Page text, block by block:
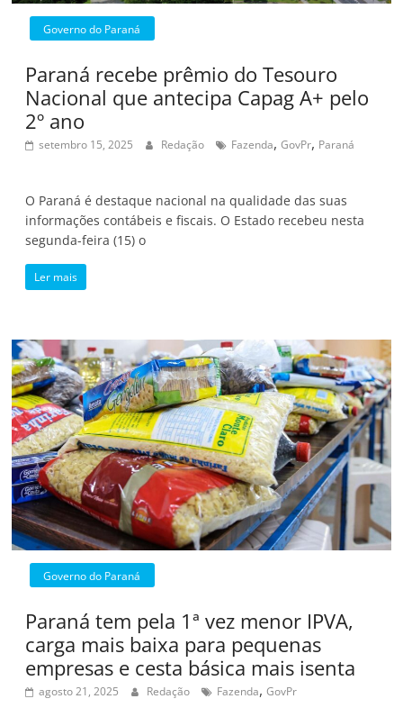
Governo do Paraná
Paraná recebe prêmio do Tesouro
Nacional que antecipa Capag A+ pelo
2º ano
setembro 15, 2025 Redação Fazenda,GovPr, Paraná
O Paraná é destaque nacional na qualidade das suas
informações contábeis e fiscais. O Estado recebeu nesta
segunda-feira (15) o
Ler mais
Governo do Paraná
Paraná tem pela 1ª vez menor IPVA,
carga mais baixa para pequenas
empresas e cesta básica mais isenta
agosto 21, 2025 Redação Fazenda,GovPr